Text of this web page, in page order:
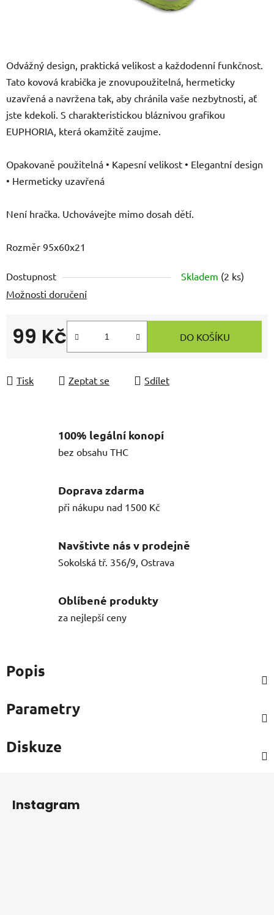
Odvážný design, praktická velikost a každodenní funkčnost.
Tato kovová krabička je znovupoužitelná, hermeticky
uzavřená a navržena tak, aby chránila vaše nezbytnosti, ať
jste kdekoli. S charakteristickou bláznivou grafikou
EUPHORIA, která okamžitě zaujme.
Opakovaně použitelná • Kapesní velikost • Elegantní design
• Hermeticky uzavřená
Není hračka. Uchovávejte mimo dosah dětí.
Rozměr 95x60x21
Dostupnost Skladem (2 ks)
Možnosti doručení
99 Kč DO KOŠÍKU
Tisk Zeptat se Sdílet
100% legální konopí
bez obsahu THC
Doprava zdarma
při nákupu nad 1500 Kč
Navštivte nás v prodejně
Sokolská tř. 356/9, Ostrava
Oblíbené produkty
za nejlepší ceny
Popis
Parametry
Diskuze
Instagram